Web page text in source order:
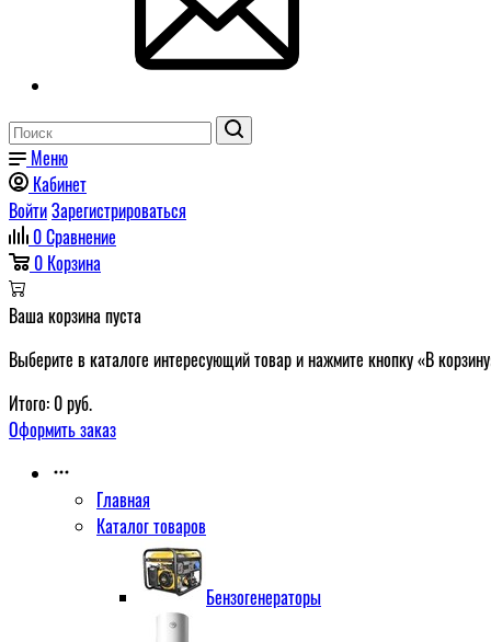
Меню
Кабинет
ВойтиЗарегистрироваться
0Сравнение
0 Корзина
Ваша корзина пуста
Выберите в каталоге интересующий товар и нажмите кнопку «В
Итого: 0руб.
Оформить заказ
Главная
Каталог товаров
Бензогенераторы